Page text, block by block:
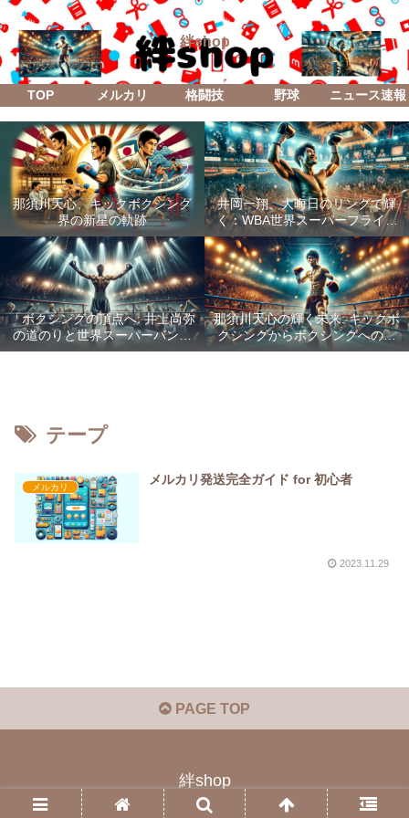
絆shop
TOP メルカリ 格闘技 野球 ニュース速報
那須川天心、キックボクシング
界の新星の軌跡
井岡一翔、大晦日のリングで輝
く：WBA世界スーパーフライ級
防衛戦「Lifetime Boxing Fights
18」
「ボクシングの頂点へ: 井上尚弥
の道のりと世界スーパーバンタ
ム級統一戦の全貌」
那須川天心の輝く未来: キックボ
クシングからボクシングへの成
功した転身
テープ
メルカリ
メルカリ発送完全ガイド for 初心者
2023.11.29
PAGE TOP
絆shop
© 2023 絆shop.